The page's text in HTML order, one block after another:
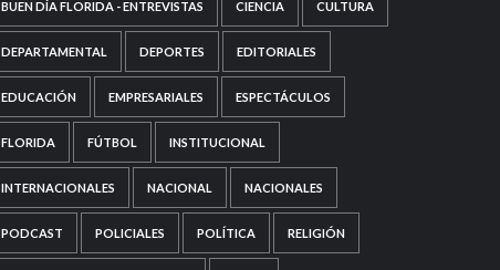
BUEN DÍA FLORIDA - ENTREVISTAS CIENCIA CULTURA
DEPARTAMENTAL DEPORTES EDITORIALES
EDUCACIÓN EMPRESARIALES ESPECTÁCULOS
FLORIDA FÚTBOL INSTITUCIONAL
INTERNACIONALES NACIONAL NACIONALES
PODCAST POLICIALES POLÍTICA RELIGIÓN